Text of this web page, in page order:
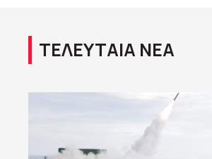
ΤΕΛΕΥΤΑΙΑ ΝΕΑ